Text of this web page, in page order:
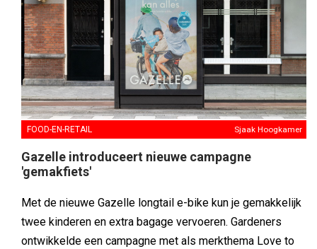
FOOD-EN-RETAIL Sjaak Hoogkamer
Gazelle introduceert nieuwe campagne
'gemakfiets'
Met de nieuwe Gazelle longtail e-bike kun je gemakkelijk
twee kinderen en extra bagage vervoeren. Gardeners
ontwikkelde een campagne met als merkthema Love to